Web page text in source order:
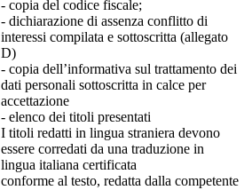
- copia del codice fiscale;
- dichiarazione di assenza conflitto di
interessi compilata e sottoscritta (allegato
D)
- copia dell’informativa sul trattamento dei
dati personali sottoscritta in calce per
accettazione
- elenco dei titoli presentati
I titoli redatti in lingua straniera devono
essere corredati da una traduzione in
lingua italiana certificata
conforme al testo, redatta dalla competente